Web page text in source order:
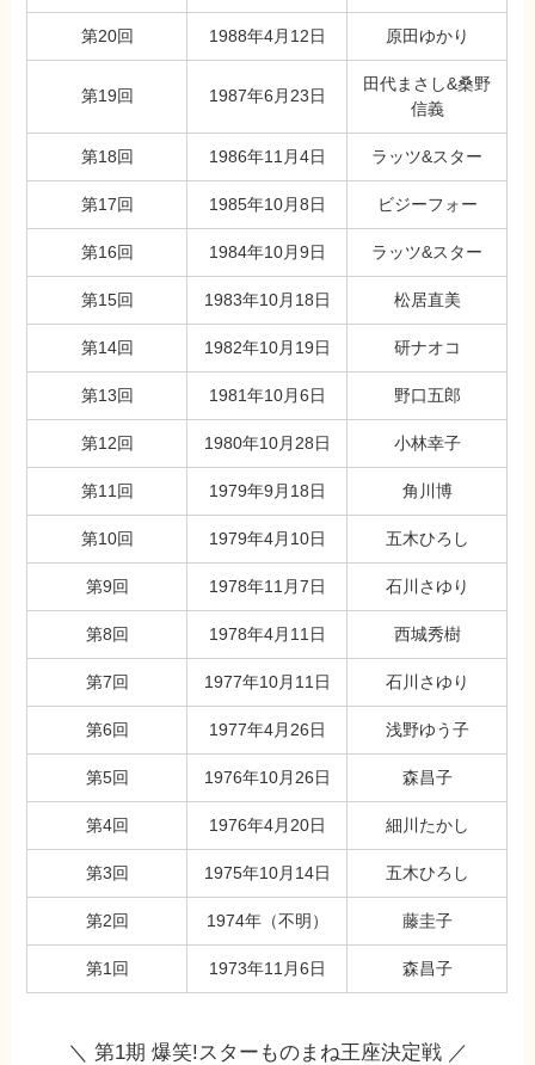
第20回 1988年4月12日 原田ゆかり
第19回 1987年6月23日
田代まさし&桑野
信義
第18回 1986年11月4日 ラッツ&スター
第17回 1985年10月8日 ビジーフォー
第16回 1984年10月9日 ラッツ&スター
第15回 1983年10月18日 松居直美
第14回 1982年10月19日 研ナオコ
第13回 1981年10月6日 野口五郎
第12回 1980年10月28日 小林幸子
第11回 1979年9月18日 角川博
第10回 1979年4月10日 五木ひろし
第9回 1978年11月7日 石川さゆり
第8回 1978年4月11日 西城秀樹
第7回 1977年10月11日 石川さゆり
第6回 1977年4月26日 浅野ゆう子
第5回 1976年10月26日 森昌子
第4回 1976年4月20日 細川たかし
第3回 1975年10月14日 五木ひろし
第2回 1974年（不明） 藤圭子
第1回 1973年11月6日 森昌子
＼ 第1期 爆笑!スターものまね王座決定戦 ／